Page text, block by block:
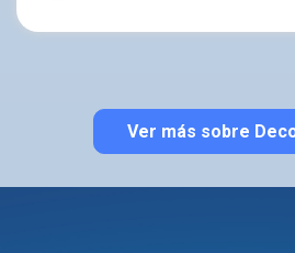
Ver más sobre